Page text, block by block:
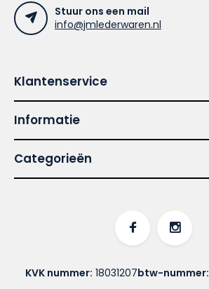
Stuur ons een mail
info@jmlederwaren.nl
Klantenservice
Informatie
Categorieën
KVK nummer: 18031207btw-nummer: